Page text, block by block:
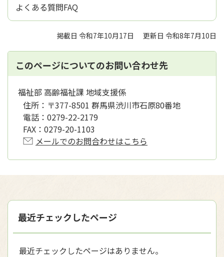
よくある質問FAQ
掲載日 令和7年10月17日 更新日 令和8年7月10日
このページについてのお問い合わせ先
福祉部 高齢福祉課 地域支援係
住所： 〒377-8501 群馬県渋川市石原80番地
電話： 0279-22-2179
FAX： 0279-20-1103
メールでのお問合わせはこちら
最近チェックしたページ
最近チェックしたページはありません。